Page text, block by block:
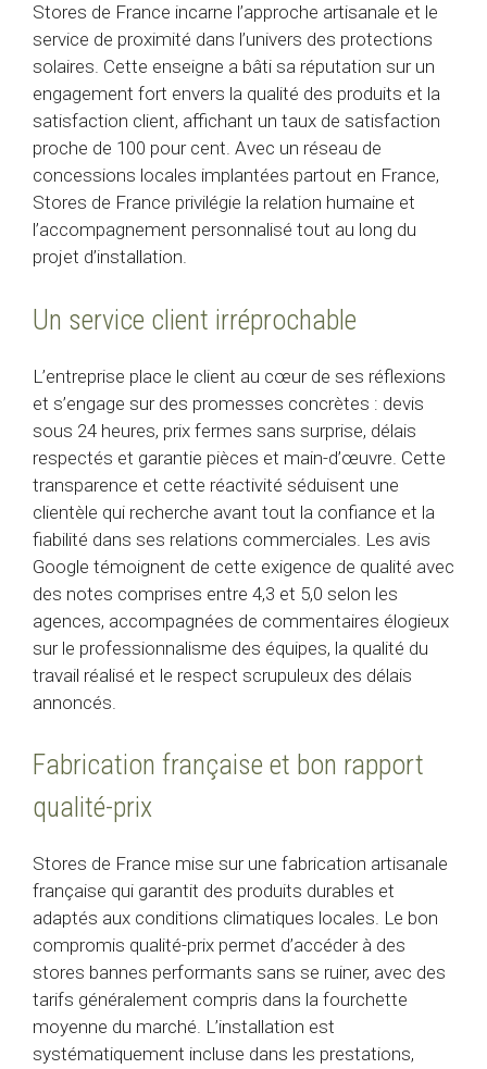
Stores de France incarne l’approche artisanale et le
service de proximité dans l’univers des protections
solaires. Cette enseigne a bâti sa réputation sur un
engagement fort envers la qualité des produits et la
satisfaction client, affichant un taux de satisfaction
proche de 100 pour cent. Avec un réseau de
concessions locales implantées partout en France,
Stores de France privilégie la relation humaine et
l’accompagnement personnalisé tout au long du
projet d’installation.
Un service client irréprochable
L’entreprise place le client au cœur de ses réflexions
et s’engage sur des promesses concrètes : devis
sous 24 heures, prix fermes sans surprise, délais
respectés et garantie pièces et main-d’œuvre. Cette
transparence et cette réactivité séduisent une
clientèle qui recherche avant tout la confiance et la
fiabilité dans ses relations commerciales. Les avis
Google témoignent de cette exigence de qualité avec
des notes comprises entre 4,3 et 5,0 selon les
agences, accompagnées de commentaires élogieux
sur le professionnalisme des équipes, la qualité du
travail réalisé et le respect scrupuleux des délais
annoncés.
Fabrication française et bon rapport
qualité-prix
Stores de France mise sur une fabrication artisanale
française qui garantit des produits durables et
adaptés aux conditions climatiques locales. Le bon
compromis qualité-prix permet d’accéder à des
stores bannes performants sans se ruiner, avec des
tarifs généralement compris dans la fourchette
moyenne du marché. L’installation est
systématiquement incluse dans les prestations,